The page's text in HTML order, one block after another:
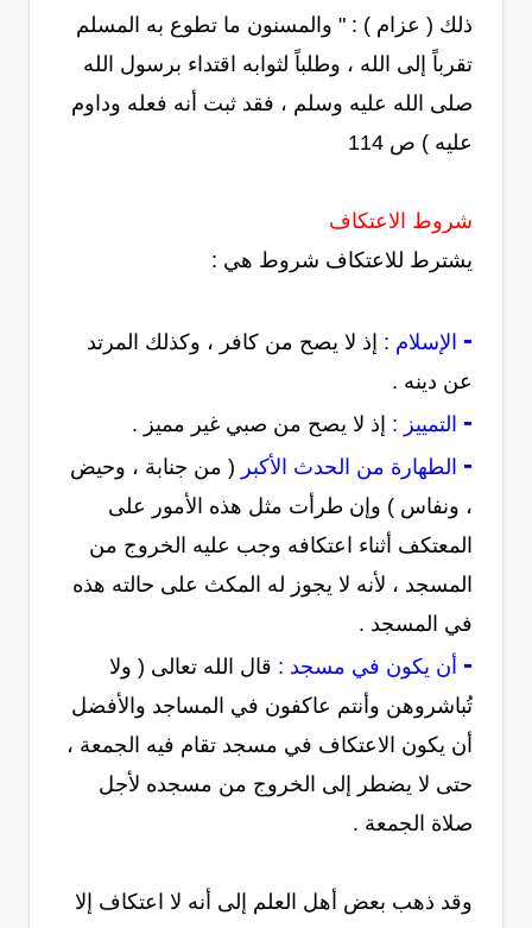
ذلك ( عزام ) : " والمسنون ما تطوع به المسلم
تقرباً إلى الله ، وطلباً لثوابه اقتداء برسول الله
صلى الله عليه وسلم ، فقد ثبت أنه فعله وداوم
عليه ) ص 114
شروط الاعتكاف
يشترط للاعتكاف شروط هي :
- الإسلام : إذ لا يصح من كافر ، وكذلك المرتد
عن دينه .
- التمييز : إذ لا يصح من صبي غير مميز .
- الطهارة من الحدث الأكبر ( من جنابة ، وحيض
، ونفاس ) وإن طرأت مثل هذه الأمور على
المعتكف أثناء اعتكافه وجب عليه الخروج من
المسجد ، لأنه لا يجوز له المكث على حالته هذه
في المسجد .
- أن يكون في مسجد : قال الله تعالى ( ولا
تُباشروهن وأنتم عاكفون في المساجد والأفضل
أن يكون الاعتكاف في مسجد تقام فيه الجمعة ،
حتى لا يضطر إلى الخروج من مسجده لأجل
صلاة الجمعة .
وقد ذهب بعض أهل العلم إلى أنه لا اعتكاف إلا